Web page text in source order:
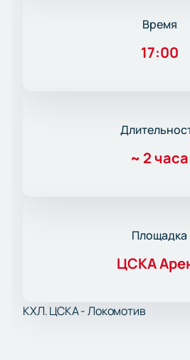
Время
17:00
~ 2 часа
Площадка
ЦСКА
КХЛ. ЦСКА - Локомотив